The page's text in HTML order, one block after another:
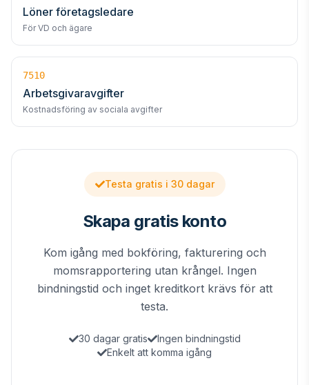
Löner företagsledare
För VD och ägare
7510
Arbetsgivaravgifter
Kostnadsföring av sociala avgifter
Testa gratis i 30 dagar
Skapa gratis konto
Kom igång med bokföring, fakturering och
momsrapportering utan krångel. Ingen
bindningstid och inget kreditkort krävs för att
testa.
30 dagar gratis
Ingen bindningstid
Enkelt att komma igång